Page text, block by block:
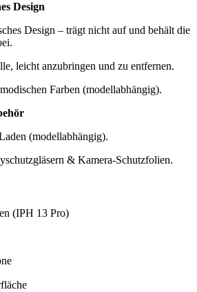
Design
Design – trägt nicht auf und behält die
leicht anzubringen und zu entfernen.
Farben (modellabhängig).
(modellabhängig).
& Kamera-Schutzfolien.
(IPH 13 Pro)